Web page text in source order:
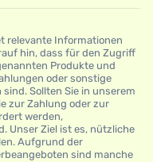
relevante Informationen
hin, dass für den Zugriff
Produkte und
oder sonstige
Sollten Sie in unserem
zur Zahlung oder zur
werden,
Unser Ziel ist es, nützliche
Aufgrund der
sind manche